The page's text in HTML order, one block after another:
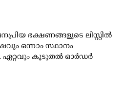
ഭക്ഷണങ്ങളുടെ ലിസ്റ്റില്‍
ഒന്നാം സ്ഥാനം
ഏറ്റവും കൂടുതല്‍ ഓര്‍ഡര്‍